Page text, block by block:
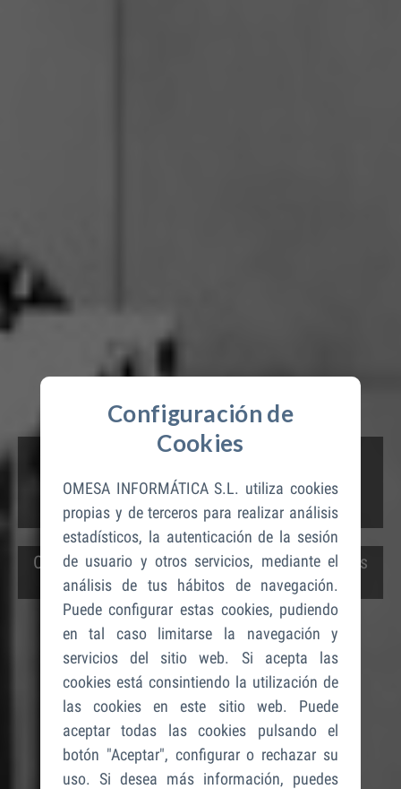
Configuración de
Cookies
OMESA INFORMÁTICA S.L. utiliza cookies
propias y de terceros para realizar análisis
estadísticos, la autenticación de la sesión
de usuario y otros servicios, mediante el
análisis de tus hábitos de navegación.
Puede configurar estas cookies, pudiendo
en tal caso limitarse la navegación y
servicios del sitio web. Si acepta las
cookies está consintiendo la utilización de
las cookies en este sitio web. Puede
aceptar todas las cookies pulsando el
botón "Aceptar", configurar o rechazar su
uso. Si desea más información, puedes
GESTION INTEGRAL
ACCESO A SUS RECINTOS
Controle con lectores y barreras, los usuarios
que pretenden acceder a sus instalaciones